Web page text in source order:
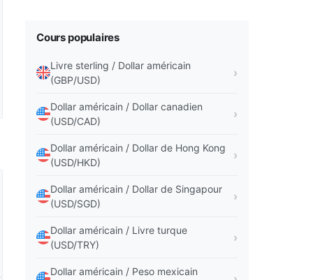
Cours populaires
Livre sterling / Dollar américain
(GBP/USD)
Dollar américain / Dollar canadien
(USD/CAD)
Dollar américain / Dollar de Hong Kong
(USD/HKD)
Dollar américain / Dollar de Singapour
(USD/SGD)
Dollar américain / Livre turque
(USD/TRY)
Dollar américain / Peso mexicain